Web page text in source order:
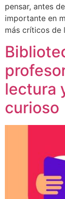
pensar, antes
importante en
más críticos de
lectura
curioso